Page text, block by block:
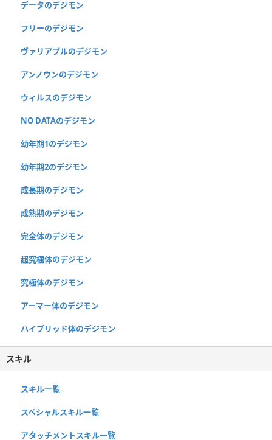
データのデジモン
フリーのデジモン
ヴァリアブルのデジモン
アンノウンのデジモン
ウィルスのデジモン
NO DATAのデジモン
幼年期1のデジモン
幼年期2のデジモン
成長期のデジモン
成熟期のデジモン
完全体のデジモン
超究極体のデジモン
究極体のデジモン
アーマー体のデジモン
ハイブリッド体のデジモン
スキル
スキル一覧
スペシャルスキル一覧
アタッチメントスキル一覧